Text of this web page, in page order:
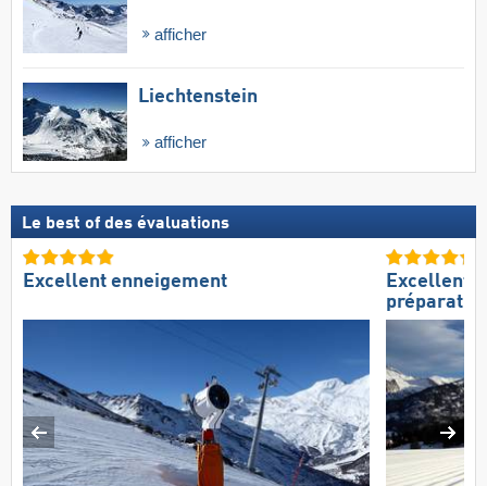
afficher
Liechtenstein
afficher
Le best of des évaluations
Excellent enneigement
Excellente